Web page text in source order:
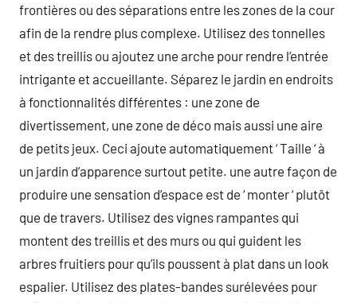
frontières ou des séparations entre les zones de la cour
afin de la rendre plus complexe. Utilisez des tonnelles
et des treillis ou ajoutez une arche pour rendre l’entrée
intrigante et accueillante. Séparez le jardin en endroits
à fonctionnalités différentes : une zone de
divertissement, une zone de déco mais aussi une aire
de petits jeux. Ceci ajoute automatiquement ‘ Taille ‘ à
un jardin d’apparence surtout petite. une autre façon de
produire une sensation d’espace est de ‘ monter ‘ plutôt
que de travers. Utilisez des vignes rampantes qui
montent des treillis et des murs ou qui guident les
arbres fruitiers pour qu’ils poussent à plat dans un look
espalier. Utilisez des plates-bandes surélevées pour